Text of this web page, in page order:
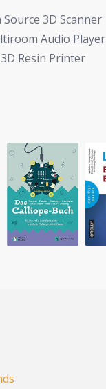
Source 3D Scanner
Audio Player
Resin Printer